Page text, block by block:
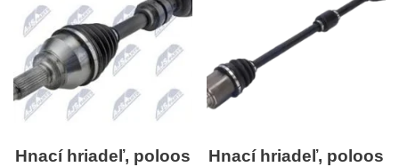
Hnací hriadeľ, poloos
Hnací hriadeľ, poloos